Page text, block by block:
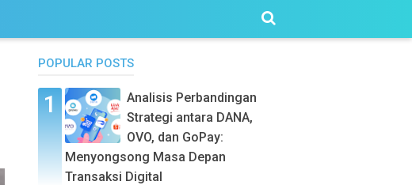
POPULAR POSTS
Analisis Perbandingan
Strategi antara DANA,
OVO, dan GoPay:
Menyongsong Masa Depan
Transaksi Digital